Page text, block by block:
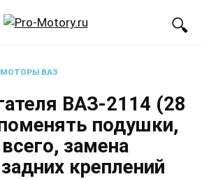
МОТОРЫ ВАЗ
ВАЗ-2114 (28
подушки,
замена
креплений